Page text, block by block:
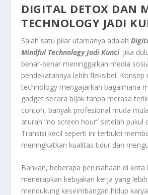
DIGITAL DETOX DAN
TECHNOLOGY JADI
Salah satu pilar utamanya adalah
Mindful Technology Jadi Kunci. Jika
benar-benar meninggalkan media
pendekatannya lebih fleksibel. Konsep
technology mengajarkan bagaimana
gadget secara bijak tanpa merasa
contoh, banyak profesional muda
aturan “no screen hour” setelah pukul
Transisi kecil seperti ini terbukti
meningkatkan kualitas tidur dan
Bahkan, beberapa perusahaan di kota
menerapkan kebijakan kerja yang
mendukung keseimbangan hidup